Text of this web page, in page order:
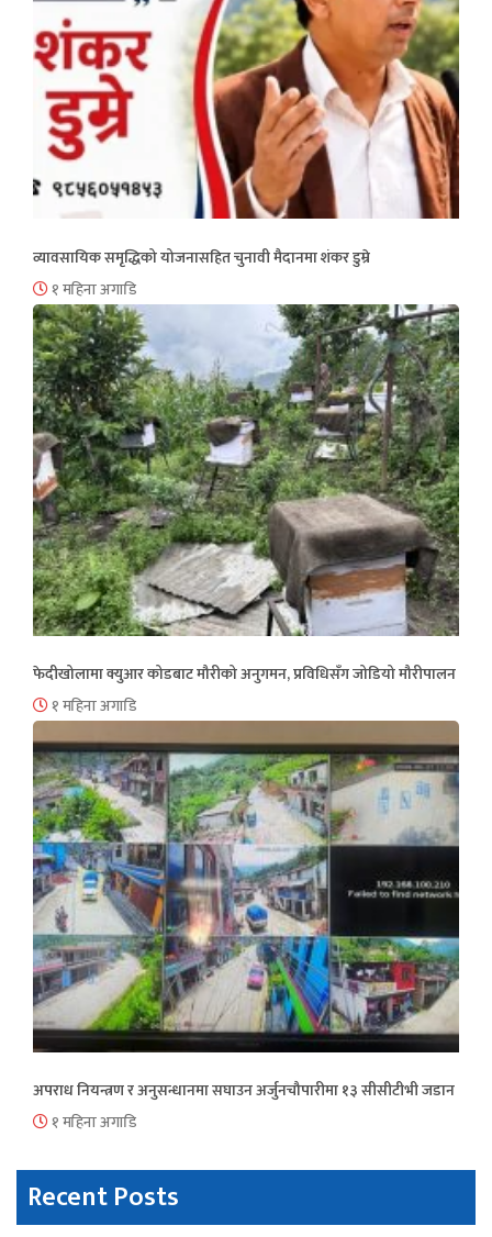
व्यावसायिक समृद्धिको योजनासहित चुनावी मैदानमा शंकर डुम्रे
१ महिना अगाडि
फेदीखोलामा क्युआर कोडबाट मौरीको अनुगमन, प्रविधिसँग जोडियो मौरीपालन
१ महिना अगाडि
अपराध नियन्त्रण र अनुसन्धानमा सघाउन अर्जुनचौपारीमा १३ सीसीटीभी जडान
१ महिना अगाडि
Recent Posts